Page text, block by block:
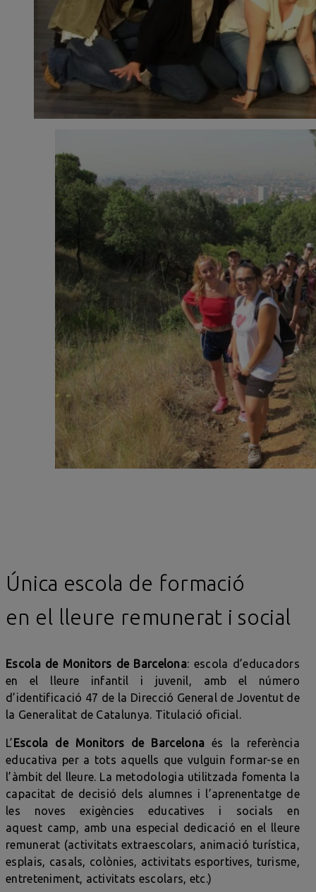
Única escola de formació
en el lleure remunerat i social
Escola de Monitors de Barcelona: escola d’educadors
en el lleure infantil i juvenil, amb el número
d’identificació 47 de la Direcció General de Joventut de
la Generalitat de Catalunya. Titulació oficial.
L’ Escola de Monitors de Barcelona és la referència
educativa per a tots aquells que vulguin formar-se en
l’àmbit del lleure. La metodologia utilitzada fomenta la
capacitat de decisió dels alumnes i l’aprenentatge de
les noves exigències educatives i socials en
aquest camp, amb una especial dedicació en el lleure
remunerat (activitats extraescolars, animació turística,
esplais, casals, colònies, activitats esportives, turisme,
entreteniment, activitats escolars, etc.)